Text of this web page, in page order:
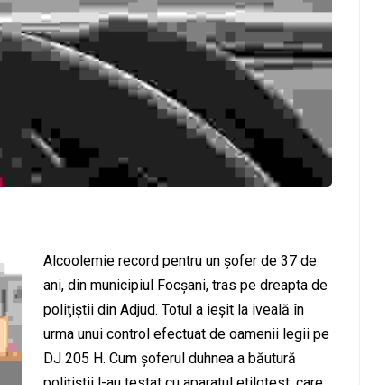
Alcoolemie record pentru un şofer de 37 de
ani, din municipiul Focșani, tras pe dreapta de
poliţiştii din Adjud. Totul a ieșit la iveală în
urma unui control efectuat de oamenii legii pe
DJ 205 H. Cum șoferul duhnea a băutură